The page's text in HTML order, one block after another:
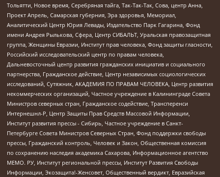
Тольятти, Новое время, Серебряная тайга, Так-Так-Так, Сова, центр Анна,
Проект Апрель, Самарская губерния, Эра здоровья, Мемориал,
Аналитический Центр Юрия Левады, Издательство Парк Гагарина, Фонд
имени Андрея Рылькова, Сфера, Центр СИБАЛЬТ, Уральская правозащитная
группа, Женщины Евразии, Институт прав человека, Фонд защиты гласности,
Российский исследовательский центр по правам человека,
Дальневосточный центр развития гражданских инициатив и социального
партнерства, Гражданское действие, Центр независимых социологических
исследований, Сутяжник, АКАДЕМИЯ ПО ПРАВАМ ЧЕЛОВЕКА, Центр развития
некоммерческих организаций, Частное учреждение в Калининграде Совета
Министров северных стран, Гражданское содействие, Трансперенси
Интернешнл-Р, Центр Защиты Прав Средств Массовой Информации,
Институт развития прессы - Сибирь, Частное учреждение в Санкт-
Петербурге Совета Министров Северных Стран, Фонд поддержки свободы
прессы, Гражданский контроль, Человек и Закон, Общественная комиссия
по сохранению наследия академика Сахарова, Информационное агентство
МЕМО. РУ, Институт региональной прессы, Институт Развития Свободы
Информации, Экозащита!-Женсовет, Общественный вердикт, Евразийская